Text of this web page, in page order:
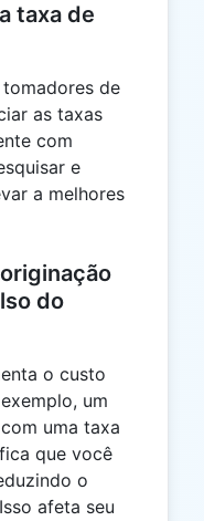
taxa de
de
as taxas
com
e
a melhores
do
o custo
um
uma taxa
que você
o
afeta seu